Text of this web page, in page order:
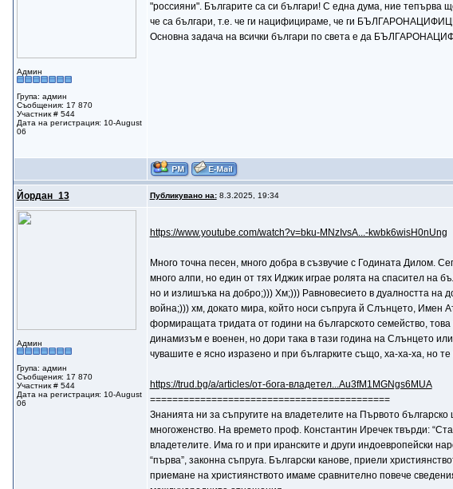
Админ
Група: админ
Съобщения: 17 870
Участник # 544
Дата на регистрация: 10-August
06
"россияни". Българите са си българи! С една дума, ние тепърва
че са българи, т.е. че ги нацифицираме, че ги
Основна задача на всички българи по света е да
Йордан_13 Публикувано на:8.3.2025, 19:34
Админ
Група: админ
Съобщения: 17 870
Участник # 544
Дата на регистрация: 10-August
06
https://www.youtube.com/watch?v=bku-MNzIvsA...-kwbk6wisH0nUng
Много точна песен, много добра в съзвучие с Годината Дилом.
много алпи, но един от тях Иджик играе ролята на спасител на
но и излишъка на добро;))) Хм;))) Равновесието в дуалността на
война;))) хм, докато мира, който носи съпруга й Слънцето,
формиращата тридата от години на българското семейство,
динамизъм е военен, но дори така в тази година на Слънцето
чувашите е ясно изразено и при българките също, ха-ха-ха, но
https://trud.bg/a/articles/от-бога-владетел...Au3fM1MGNgs6MUA
===========================================
Знанията ни за съпругите на владетелите на Първото
многоженство. На времето проф. Константин Иречек твърди:
владетелите. Има го и при иранските и други индоевропейски
“първа”, законна съпруга. Български канове, приели
приемане на християнството имаме сравнително повече